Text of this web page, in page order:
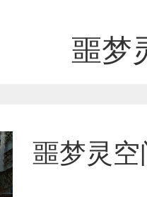
噩梦
噩梦灵空